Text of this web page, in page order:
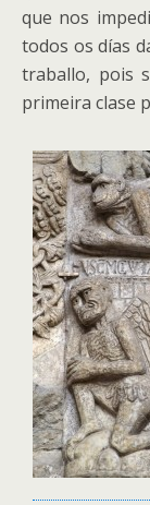
que nos
todos os días
traballo, pois
primeira clase